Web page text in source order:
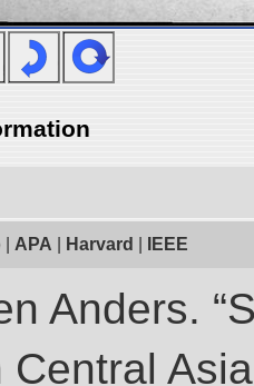
APA Harvard IEEE
Anders.